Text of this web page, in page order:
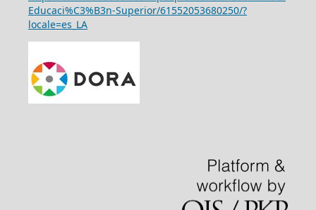
Educaci%C3%B3n-Superior/61552053680250/?
locale=es_LA